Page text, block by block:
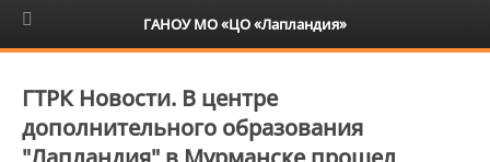
6+
ГТРК Новости. В центре
дополнительного образования
ГАНОУ МО «ЦО «Лапландия»